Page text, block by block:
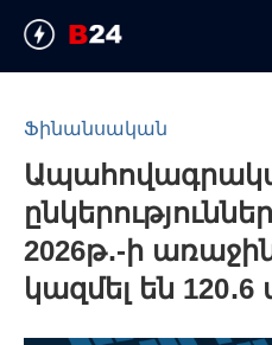
Ֆինանսական
2026թ․-ի
կազմել են